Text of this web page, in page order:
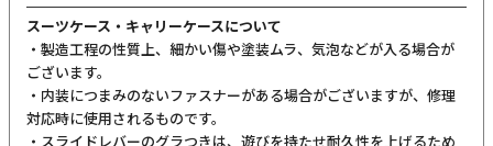
スーツケース・キャリーケースについて
・製造工程の性質上、細かい傷や塗装ムラ、気泡などが入る場合が
ございます。
・内装につまみのないファスナーがある場合がございますが、修理
対応時に使用されるものです。
・スライドレバーのグラつきは、遊びを持たせ耐久性を上げるため